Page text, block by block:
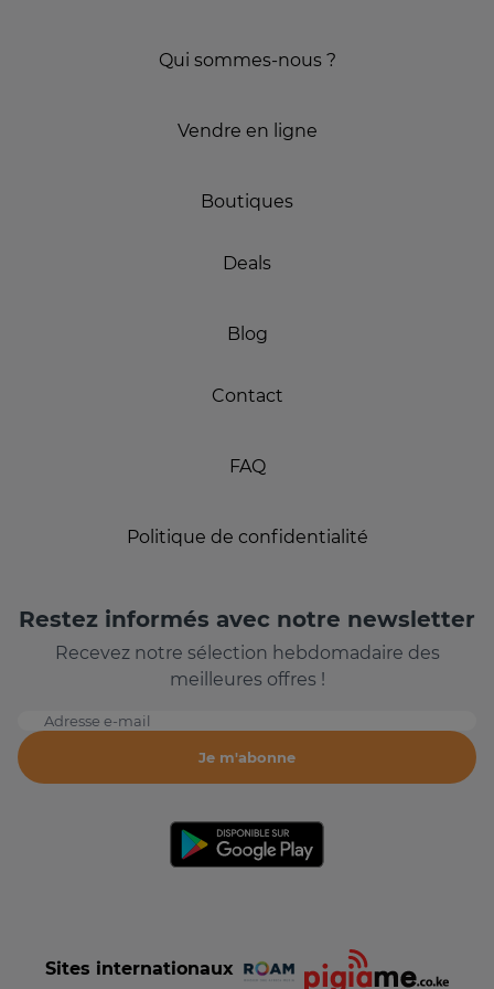
Qui sommes-nous ?
Vendre en ligne
Boutiques
Deals
Blog
Contact
FAQ
Politique de confidentialité
Restez informés avec notre newsletter
Recevez notre sélection hebdomadaire des
meilleures offres !
Adresse e-mail
Je m'abonne
Sites internationaux